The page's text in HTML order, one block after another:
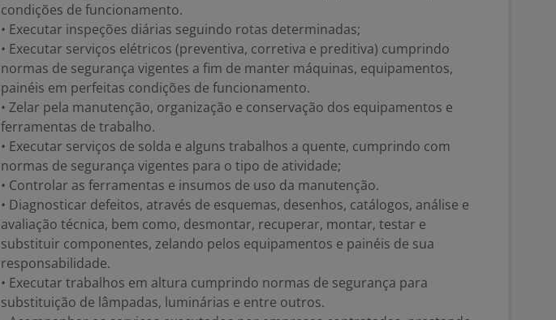
condições de funcionamento.
• Executar inspeções diárias seguindo rotas determinadas;
• Executar serviços elétricos (preventiva, corretiva e preditiva) cumprindo
normas de segurança vigentes a fim de manter máquinas, equipamentos,
painéis em perfeitas condições de funcionamento.
• Zelar pela manutenção, organização e conservação dos equipamentos e
ferramentas de trabalho.
• Executar serviços de solda e alguns trabalhos a quente, cumprindo com
normas de segurança vigentes para o tipo de atividade;
• Controlar as ferramentas e insumos de uso da manutenção.
• Diagnosticar defeitos, através de esquemas, desenhos, catálogos, análise e
avaliação técnica, bem como, desmontar, recuperar, montar, testar e
substituir componentes, zelando pelos equipamentos e painéis de sua
responsabilidade.
• Executar trabalhos em altura cumprindo normas de segurança para
substituição de lâmpadas, luminárias e entre outros.